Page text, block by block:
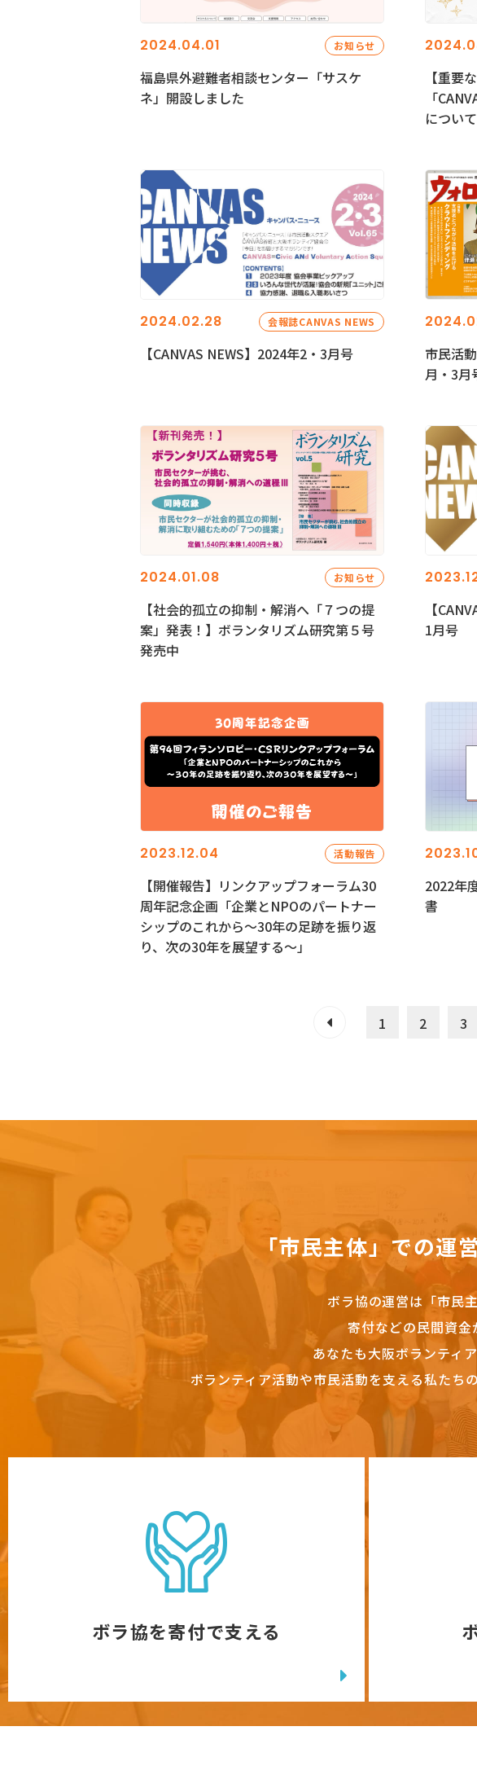
2024.04.01 お知らせ
福島県外避難者相談センター「サスケ
ネ」開設しました
【重要
「
について
2024.02.28 会報誌CANVAS NEWS
【CANVAS NEWS】2024年2・3月号
市民活
月・3月
2024.01.08 お知らせ
【社会的孤立の抑制・解消へ「７つの提
案」発表！】ボランタリズム研究第５号
発売中
【
1月号
2023.12.04 活動報告
【開催報告】リンクアップフォーラム30
周年記念企画「企業とNPOのパートナー
シップのこれから～30年の足跡を振り返
り、次の30年を展望する～」
2022年
書
1 2 3
「市民主体」での運
ボラ協の運営は「市民主
寄付などの民間資金
あなたも大阪ボランティ
ボランティア活動や市民活動を支える私たち
ボラ協を寄付で支える